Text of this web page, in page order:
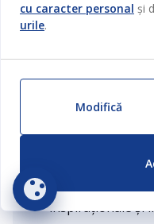
Am selecționat o
prețuri
Abonează-te la
care află de
inspiraționale și
cu caracter personal și
urile.
Modifică